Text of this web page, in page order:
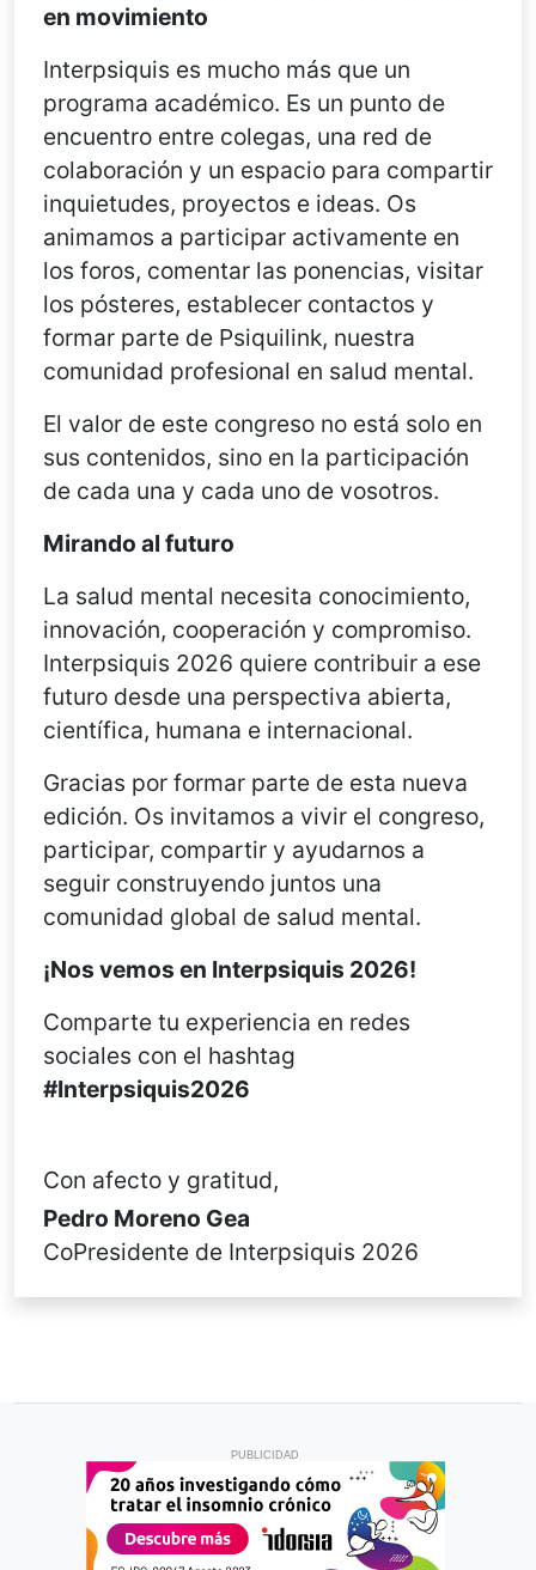
en movimiento
Interpsiquis es mucho más que un
programa académico. Es un punto de
encuentro entre colegas, una red de
colaboración y un espacio para compartir
inquietudes, proyectos e ideas. Os
animamos a participar activamente en
los foros, comentar las ponencias, visitar
los pósteres, establecer contactos y
formar parte de Psiquilink, nuestra
comunidad profesional en salud mental.
El valor de este congreso no está solo en
sus contenidos, sino en la participación
de cada una y cada uno de vosotros.
Mirando al futuro
La salud mental necesita conocimiento,
innovación, cooperación y compromiso.
Interpsiquis 2026 quiere contribuir a ese
futuro desde una perspectiva abierta,
científica, humana e internacional.
Gracias por formar parte de esta nueva
edición. Os invitamos a vivir el congreso,
participar, compartir y ayudarnos a
seguir construyendo juntos una
comunidad global de salud mental.
¡Nos vemos en Interpsiquis 2026!
Comparte tu experiencia en redes
sociales con el hashtag
#Interpsiquis2026
Con afecto y gratitud,
Pedro Moreno Gea
CoPresidente de Interpsiquis 2026
PUBLICIDAD